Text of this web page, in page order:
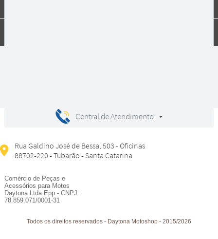
Central de Atendimento
Rua Galdino José de Bessa, 503 - Oficinas
88702-220 - Tubarão - Santa Catarina
Comércio de Peças e
Acessórios para Motos
Daytona Ltda Epp - CNPJ:
78.859.071/0001-31
Todos os direitos reservados -Daytona Motoshop -2015/2026